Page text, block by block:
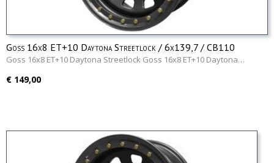
Goss 16x8 ET+10 Daytona Streetlock / 6x139,7 / CB110
Goss 16x8 ET+10 Daytona Streetlock Goss 16x8 ET+10 Daytona…
€ 149,00